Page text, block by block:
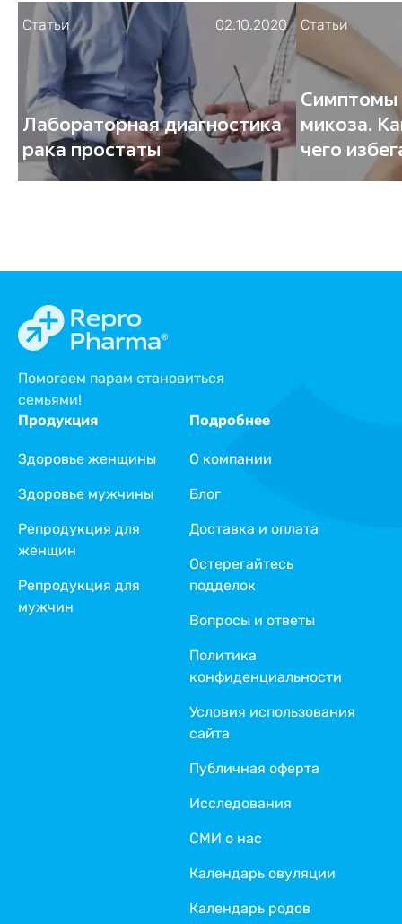
Статьи 02.10.2020
Лабораторная диагностика
рака простаты
Статьи
Симптомы
микоза.
чего
Помогаем парам становиться
семьями!
Подробнее
О компании
Блог
Доставка и оплата
Остерегайтесь
подделок
Вопросы и ответы
Политика
конфиденциальности
Условия использования
сайта
Публичная оферта
Исследования
СМИ о нас
Календарь овуляции
Календарь родов
Продукция
Здоровье женщины
Здоровье мужчины
Репродукция для
женщин
Репродукция для
мужчин